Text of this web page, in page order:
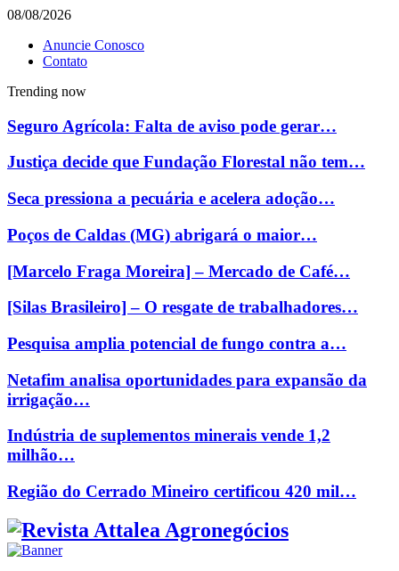
08/08/2026
Anuncie Conosco
Contato
Trending now
Seguro Agrícola: Falta de aviso pode gerar…
Justiça decide que Fundação Florestal não tem…
Seca pressiona a pecuária e acelera adoção…
Poços de Caldas (MG) abrigará o maior…
[Marcelo Fraga Moreira] – Mercado de Café…
[Silas Brasileiro] – O resgate de trabalhadores…
Pesquisa amplia potencial de fungo contra a…
Netafim analisa oportunidades para expansão da
irrigação…
Indústria de suplementos minerais vende 1,2
milhão…
Região do Cerrado Mineiro certificou 420 mil…
Facebook
Twitter
Instagram
Linkedin
Youtube
Email